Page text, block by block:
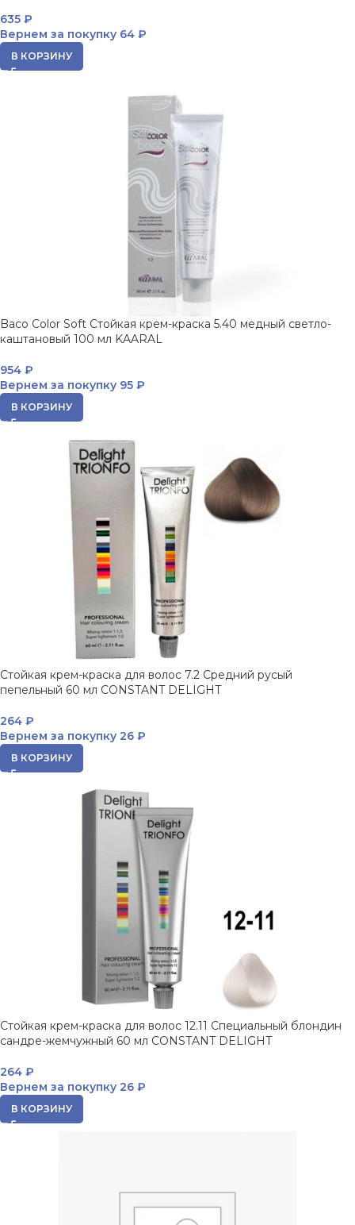
635 ₽
Вернем за покупку 64 ₽
В КОРЗИНУ
Baco Color Soft Стойкая крем-краска 5.40 медный светло-
каштановый 100 мл KAARAL
954 ₽
Вернем за покупку 95 ₽
В КОРЗИНУ
Стойкая крем-краска для волос 7.2 Средний русый
пепельный 60 мл CONSTANT DELIGHT
264 ₽
Вернем за покупку 26 ₽
В КОРЗИНУ
Стойкая крем-краска для волос 12.11 Специальный блондин
сандре-жемчужный 60 мл CONSTANT DELIGHT
264 ₽
Вернем за покупку 26 ₽
В КОРЗИНУ